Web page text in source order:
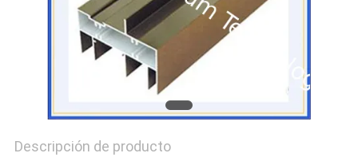
Descripción de producto